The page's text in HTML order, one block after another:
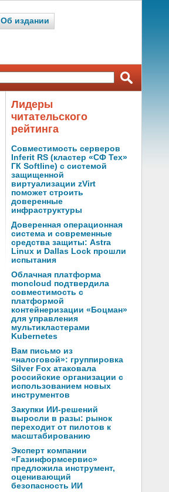
Об издании
Лидеры
читательского
рейтинга
Совместимость серверов
Inferit RS (кластер «СФ Тех»
ГК Softline) с системой
защищенной
виртуализации zVirt
поможет строить
доверенные
инфраструктуры
Доверенная операционная
система и современные
средства защиты: Astra
Linux и Dallas Lock прошли
испытания
Облачная платформа
moncloud подтвердила
совместимость с
платформой
контейнеризации «Боцман»
для управления
мультикластерами
Kubernetes
Вам письмо из
«налоговой»: группировка
Silver Fox атаковала
российские организации с
использованием новых
инструментов
Закупки ИИ-решений
выросли в разы: рынок
переходит от пилотов к
масштабированию
Эксперт компании
«Газинформсервис»
предложила инструмент,
оценивающий
безопасность ИИ